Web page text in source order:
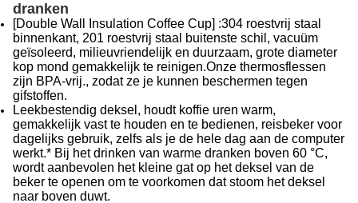
dranken
[Double Wall Insulation Coffee Cup] :304 roestvrij staal
binnenkant, 201 roestvrij staal buitenste schil, vacuüm
geïsoleerd, milieuvriendelijk en duurzaam, grote diameter
kop mond gemakkelijk te reinigen.Onze thermosflessen
zijn BPA-vrij., zodat ze je kunnen beschermen tegen
gifstoffen.
Leekbestendig deksel, houdt koffie uren warm,
gemakkelijk vast te houden en te bedienen, reisbeker voor
dagelijks gebruik, zelfs als je de hele dag aan de computer
werkt.* Bij het drinken van warme dranken boven 60 °C,
wordt aanbevolen het kleine gat op het deksel van de
beker te openen om te voorkomen dat stoom het deksel
naar boven duwt.